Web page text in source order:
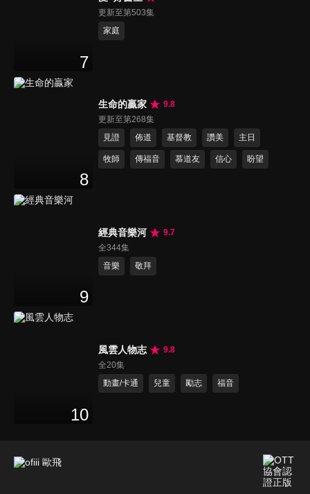
7
更新至第503集
家庭
8
生命的贏家
9.8
更新至第268集
見證
佈道 基督教 讚美 主日
牧師 傳福音 慕道友 信心 盼望
9
經典音樂河
9.7
全344集
音樂
敬拜
10
風雲人物志
9.8
全20集
動畫/卡通
兒童 勵志 福音